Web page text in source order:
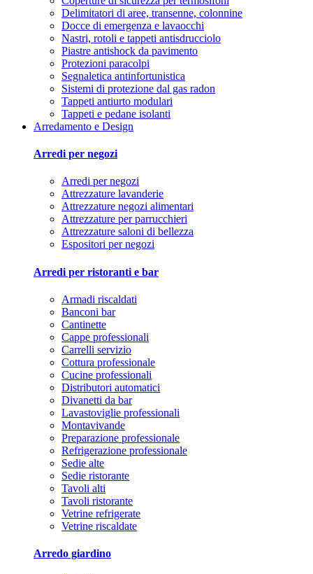
Delimitatori di aree, transenne, colonnine
Docce di emergenza e lavaocchi
Nastri, rotoli e tappeti antisdrucciolo
Piastre antishock da pavimento
Protezioni paracolpi
Segnaletica antinfortunistica
Sistemi di protezione dal gas radon
Tappeti antiurto modulari
Tappeti e pedane isolanti
Arredamento e Design
Arredi per negozi
Arredi per negozi
Attrezzature lavanderie
Attrezzature negozi alimentari
Attrezzature per parrucchieri
Attrezzature saloni di bellezza
Espositori per negozi
Arredi per ristoranti e bar
Armadi riscaldati
Banconi bar
Cantinette
Cappe professionali
Carrelli servizio
Cottura professionale
Cucine professionali
Distributori automatici
Divanetti da bar
Lavastoviglie professionali
Montavivande
Preparazione professionale
Refrigerazione professionale
Sedie alte
Sedie ristorante
Tavoli alti
Tavoli ristorante
Vetrine refrigerate
Vetrine riscaldate
Arredo giardino